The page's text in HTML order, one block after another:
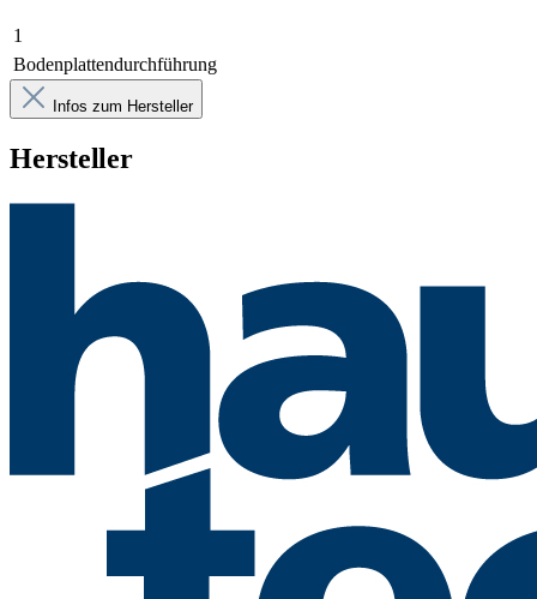
1
Bodenplattendurchführung
Infos zum Hersteller
Hersteller